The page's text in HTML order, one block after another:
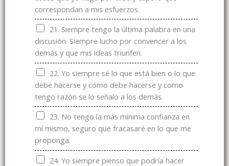
correspondan a mis esfuerzos.
21. Siempre tengo la última palabra en una
discusión. Siempre lucho por convencer a los
demás y que mis ideas triunfen.
22. Yo siempre sé lo que está bien o lo que
debe hacerse y cómo debe hacerse y como
tengo razón se lo señalo a los demás.
23. No tengo la más mínima confianza en
mí mismo, seguro que fracasaré en lo que me
proponga.
24. Yo siempre pienso que podría hacer